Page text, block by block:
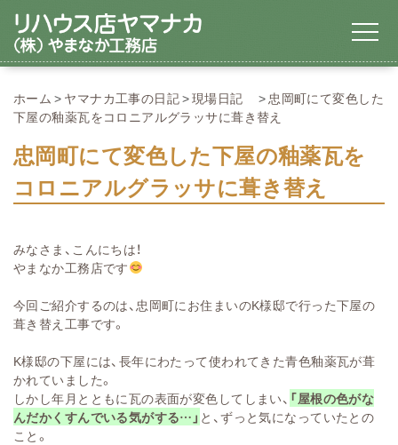
ホーム ヤマナカ工事の日記 現場日記
忠岡町にて変色した
下屋の釉薬瓦をコロニアルグラッサに葺き替え
忠岡町にて変色した下屋の釉薬瓦を
コロニアルグラッサに葺き替え
みなさま、こんにちは！
やまなか工務店です
今回ご紹介するのは、忠岡町にお住まいのK様邸で行った下屋の
葺き替え工事です。
K様邸の下屋には、長年にわたって使われてきた青色釉薬瓦が葺
かれていました。
しかし年月とともに瓦の表面が変色してしまい、 「屋根の色がな
んだかくすんでいる気がする…」 と、ずっと気になっていたとの
こと。